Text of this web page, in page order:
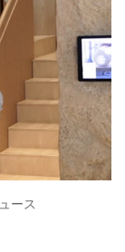
ース